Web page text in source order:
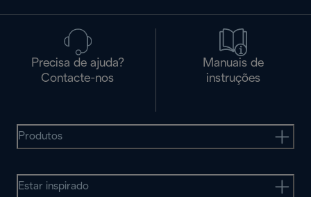
Precisa de ajuda?
Contacte-nos
Manuais de
instruções
Produtos
Estar inspirado